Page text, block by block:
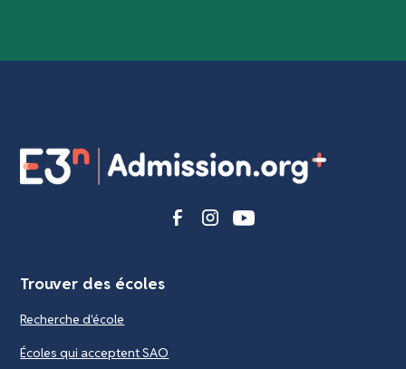
Trouver des écoles
Recherche d'école
Écoles qui acceptent SAO